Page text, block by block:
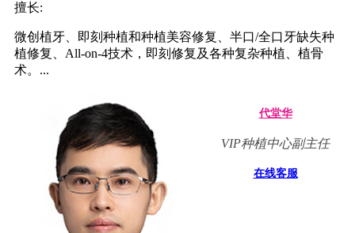
擅长:
微创植牙、即刻种植和种植美容修复、半口/全口牙缺失种
植修复、All-on-4技术，即刻修复及各种复杂种植、植骨
术。...
代堂华
VIP种植中心副主任
在线客服